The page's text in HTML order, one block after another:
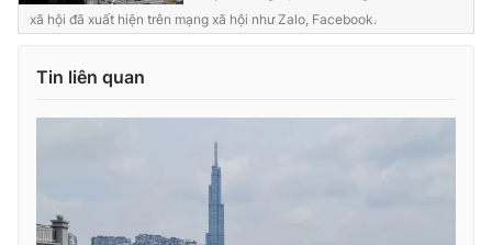
Ðiện thoại Thời báo VTV:
024.66 897 897
Liên hệ quảng cáo:
xã hội đã xuất hiện trên mạng xã hội như Zalo, Facebook.
Tin liên quan